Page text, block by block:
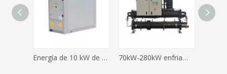
Energía de 10 kW de 10kW mini tipo de agua de pergamino 70kW-280kW enfriamiento de agua enfriador de desplazamiento industrial acondicionador de aire comercial industrial